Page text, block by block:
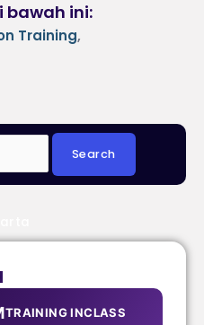
bawah ini:
Training,
TRAINING INCLASS